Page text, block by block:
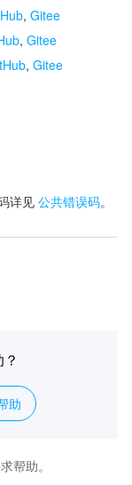
, Gitee
, Gitee
, Gitee
详见 公共错误码。
助
帮助。